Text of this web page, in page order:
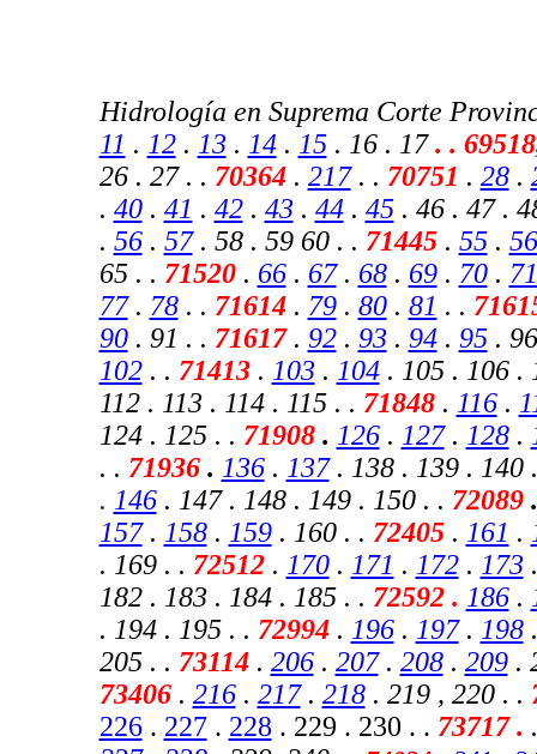
Hidrología en Suprema Corte
11 . 12. 13. 14. 15. 16 . 17. .
26 . 27 . . 70364. 217. . 70751 . 28.
. 40. 41 . 42. 43. 44. 45. 46 . 47 .
. 56. 57. 58 . 59 60 . . 71445 . 55. 56
65 . . 71520. 66. 67. 68. 69. 70. 71
77. 78. . 71614. 79. 80. 81 . .
90. 91 . . 71617 . 92. 93. 94. 95.
102. . 71413. 103. 104. 105 . 106 .
112 . 113 . 114 . 115 . . 71848. 116.
124 . 125 . . 71908 . 126 . 127 . 128 .
. . 71936. 136. 137. 138 . 139 . 140
. 146. 147 . 148 . 149 . 150 . . 72089 .
157. 158. 159. 160 . . 72405. 161 .
. 169 . . 72512. 170. 171 . 172. 173
182 . 183 . 184 . 185 . . 72592 . 186.
. 194 . 195 . . 72994 . 196. 197. 198.
205 . . 73114. 206. 207. 208. 209.
73406. 216. 217. 218. 219 , 220 . .
226. 227. 228 . 229 . 230 . . 73717 .